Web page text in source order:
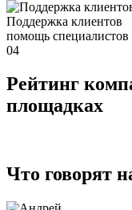
Поддержка клиентов
помощь
04
Рейтинг
площадках
Что говорят